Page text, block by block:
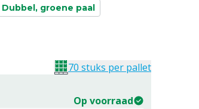
Dubbel, groene paal
Op voorraad
70 stuks per pallet